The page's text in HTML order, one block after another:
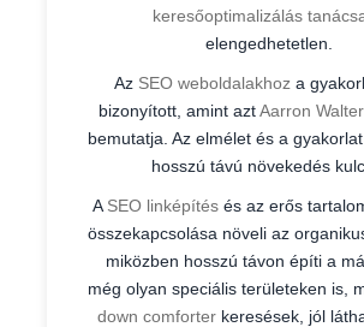
keresőoptimalizálás
elengedhetetlen.
Az SEO weboldalakhoz a
bizonyított, amint aztAarron
bemutatja. Az elmélet és a
hosszú távú növekedés
A SEO linképítés és az erős
összekapcsolása növeli az
miközben hosszú távon építi a
még olyan speciális területeken is,
down comforter keresések, jól